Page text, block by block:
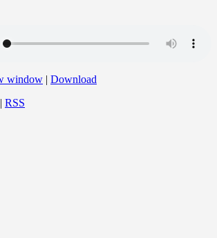
window | Download
| RSS